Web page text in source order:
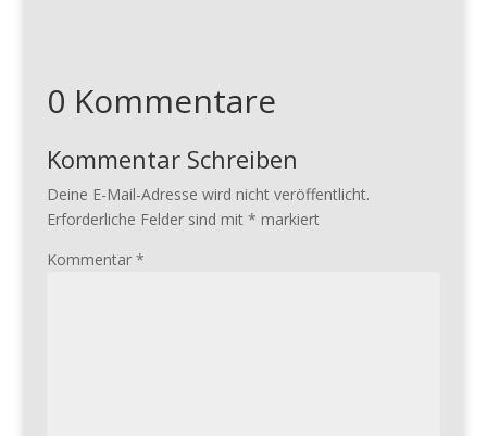
0 Kommentare
Kommentar Schreiben
Deine E-Mail-Adresse wird nicht veröffentlicht.
Erforderliche Felder sind mit * markiert
Kommentar *